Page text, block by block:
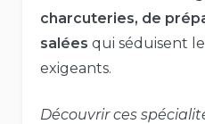
charcuteries, de
salées qui séduisent
exigeants.
Découvrir ces